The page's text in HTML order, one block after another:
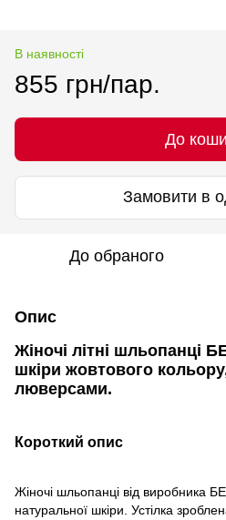
В наявності
855 грн/пар.
До
Замовити в
До обраного
Опис
Жіночі літні шльопанці
шкіри жовтового
люверсами.
Короткий опис
Жіночі шльопанці від виробника
натуральної шкіри. Устілка